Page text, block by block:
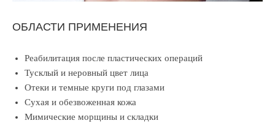
ОБЛАСТИ ПРИМЕНЕНИЯ
Реабилитация после пластических операций
Тусклый и неровный цвет лица
Отеки и темные круги под глазами
Сухая и обезвоженная кожа
Мимические морщины и складки